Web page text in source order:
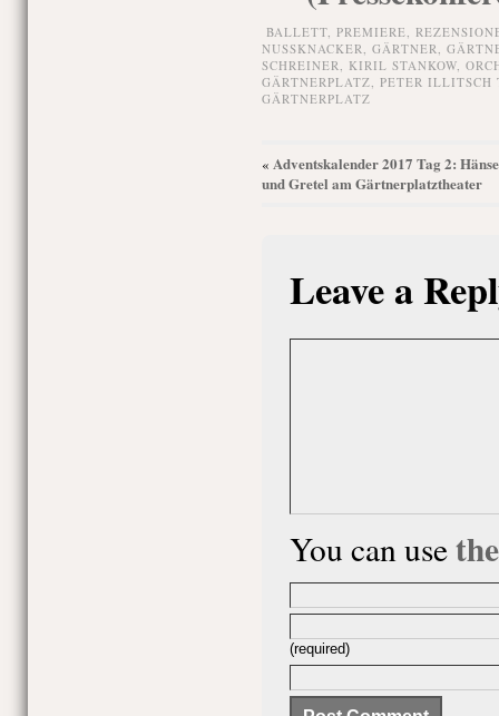
BALLETT, PREMIERE,
NUSSKNACKER, GÄRTNER,
SCHREINER, KIRIL STANKOW,
GÄRTNERPLATZ, PETER ILLITSCH
GÄRTNERPLATZ
« Adventskalender 2017 Tag 2:
und Gretel am Gärtnerplatztheater
Leave a
You can use
(required)